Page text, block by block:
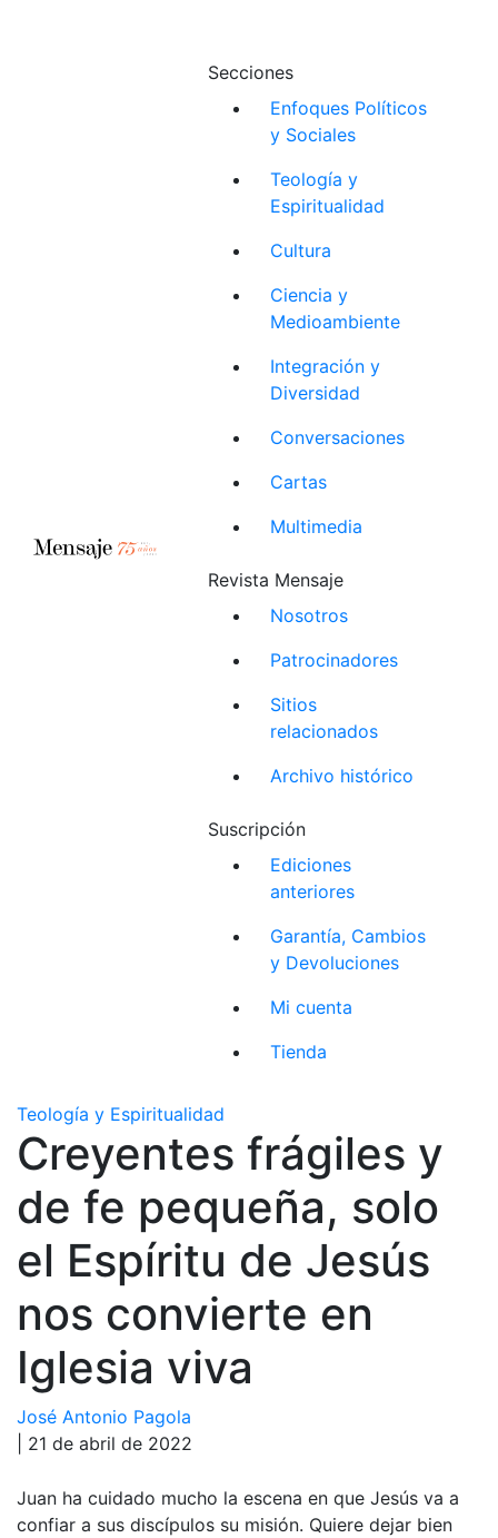
Secciones
Enfoques Políticos
y Sociales
Teología y
Espiritualidad
Cultura
Ciencia y
Medioambiente
Integración y
Diversidad
Conversaciones
Cartas
Multimedia
Revista Mensaje
Nosotros
Patrocinadores
Sitios
relacionados
Archivo histórico
Suscripción
Ediciones
anteriores
Garantía, Cambios
y Devoluciones
Mi cuenta
Tienda
Teología y Espiritualidad
Creyentes frágiles y
de fe pequeña, solo
el Espíritu de Jesús
nos convierte en
Iglesia viva
José Antonio Pagola
| 21 de abril de 2022
Juan ha cuidado mucho la escena en que Jesús va a
confiar a sus discípulos su misión. Quiere dejar bien